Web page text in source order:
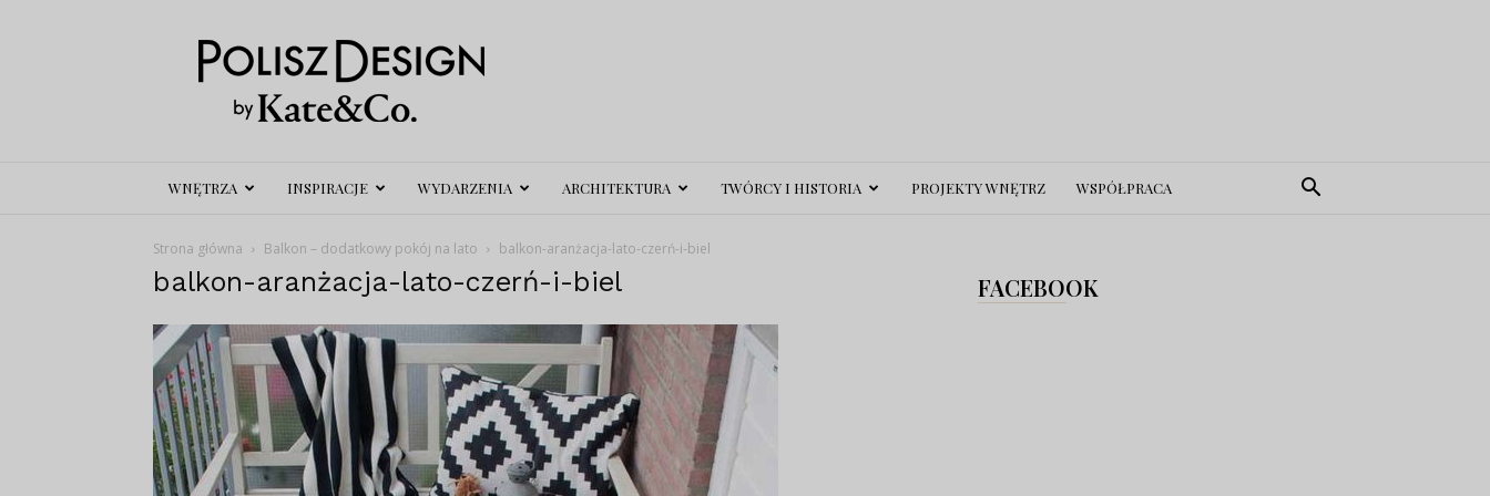
Polisz
Design
WNĘTRZA INSPIRACJE WYDARZENIA ARCHITEKTURA TWÓRCY I HISTORIA PROJEKTY WNĘTRZ WSPÓŁPRACA
Strona główna Balkon – dodatkowy pokój na lato balkon-aranżacja-lato-czerń-i-biel
balkon-aranżacja-lato-czerń-i-biel FACEBOOK